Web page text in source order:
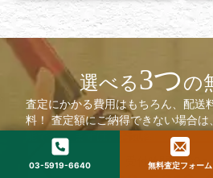
選べる3つの
査定にかかる費用はもちろん、配送
料！ 査定額にご納得できない場合
能です。 まずは、お気軽にお問い合
受付時間10:00〜
03-5919-6640 無料査定フォーム